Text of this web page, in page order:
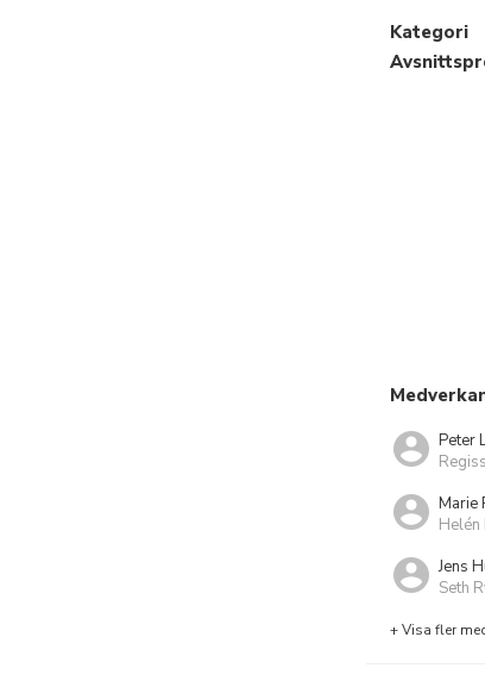
Kategori
Peter
Marie
Helén
Jens
Seth
+ Visa fler